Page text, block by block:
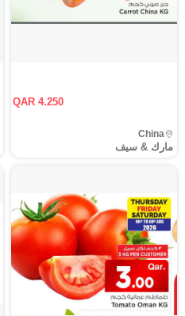
QAR 4.250
مارك & سيف
China